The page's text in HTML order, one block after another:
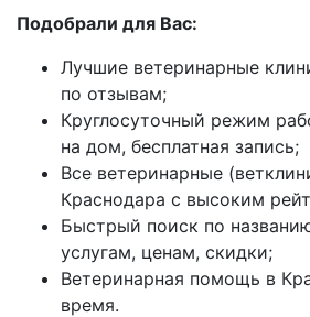
Подобрали для Вас:
Лучшие ветеринарные
по отзывам;
Круглосуточный режим
на дом, бесплатная запись;
Все ветеринарные
Краснодара с высоким
Быстрый поиск по
услугам, ценам, скидки;
Ветеринарная помощь в
время.